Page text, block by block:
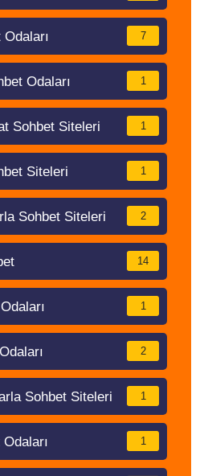
7
Odaları 1
Sohbet Siteleri 1
Siteleri 1
Sohbet Siteleri 2
14
1
2
Sohbet Siteleri 1
1